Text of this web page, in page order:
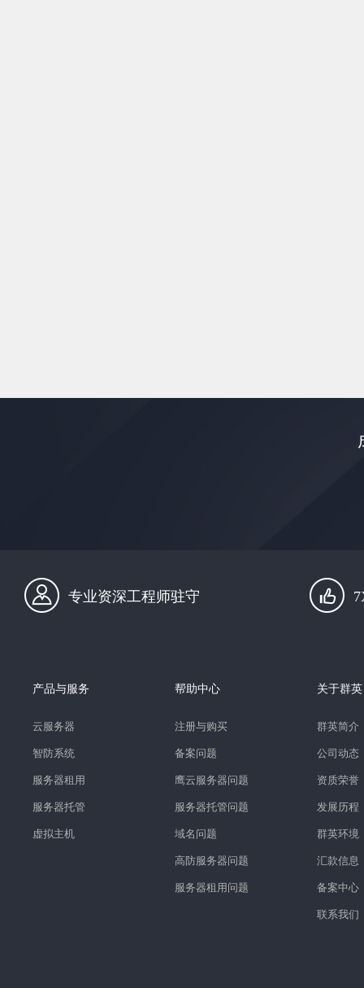
专业资深工程师驻守
产品与服务
云服务器
智防系统
服务器租用
服务器托管
虚拟主机
帮助中心
注册与购买
备案问题
鹰云服务器问题
服务器托管问题
域名问题
高防服务器问题
服务器租用问题
关于群英
群英简介
公司动态
资质荣誉
发展历程
群英环境
汇款信息
备案中心
联系我们